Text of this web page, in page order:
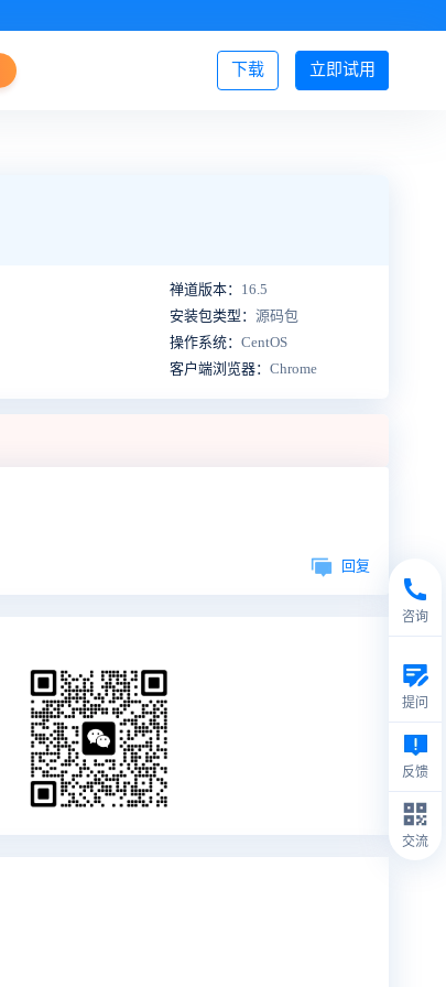
立即试用
下载 登录/注册
禅道版本： 16.5
安装包类型： 源码包
操作系统： CentOS
客户端浏览器： Chrome
回复
咨询
提问
反馈
交流